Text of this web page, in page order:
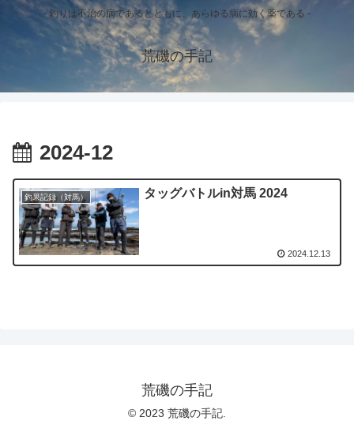
- 釣りは不治の病であるとともに、あらゆる病に効く薬である -
荒磯の手記
2024-12
釣果記録（対馬） タッグバトルin対馬 2024
2024.12.13
荒磯の手記
© 2023 荒磯の手記.